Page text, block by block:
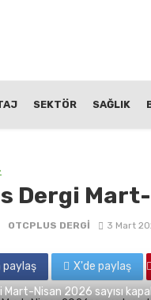
SEKTÖR SAĞLIK
Dergi
OTCPLUS DERGİ 3 Mart
paylaş X'de paylaş
Mart-Nisan 2026 sayısı